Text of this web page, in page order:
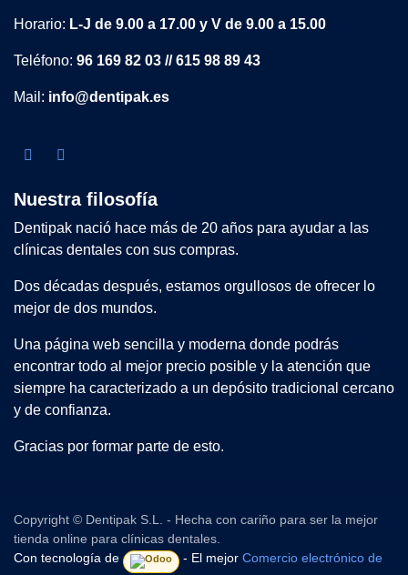
Horario: L-J de 9.00 a 17.00 y V de 9.00 a 15.00
Teléfono: 96 169 82 03 // 615 98 89 43
Mail: info@dentipak.es
Nuestra filosofía
Dentipak nació hace más de 20 años para ayudar a las
clínicas dentales con sus compras.
Dos décadas después, estamos orgullosos de ofrecer lo
mejor de dos mundos.
Una página web sencilla y moderna donde podrás
encontrar todo al mejor precio posible y la atención que
siempre ha caracterizado a un depósito tradicional cercano
y de confianza.
Gracias por formar parte de esto.
Copyright © Dentipak S.L. - Hecha con cariño para ser la mejor
tienda online para clínicas dentales.
Con tecnología de
- El mejor Comercio electrónico de